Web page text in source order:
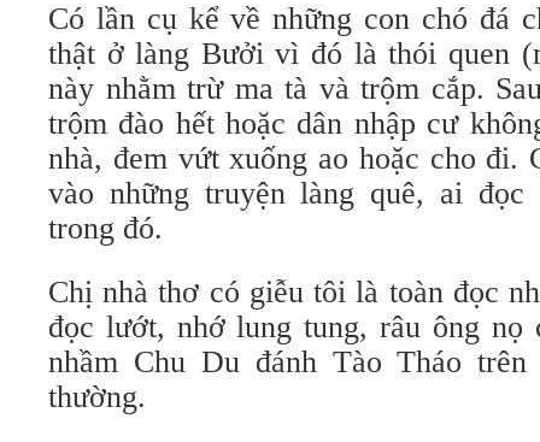
Có lần cụ kể về những con chó đá
thật ở làng Bưởi vì đó là thói quen
này nhằm trừ ma tà và trộm cắp.
trộm đào hết hoặc dân nhập cư
nhà, đem vứt xuống ao hoặc cho đi.
vào những truyện làng quê, ai đọc
trong đó.
Chị nhà thơ có giễu tôi là toàn đọc
đọc lướt, nhớ lung tung, râu ông nọ
nhầm Chu Du đánh Tào Tháo
thường.